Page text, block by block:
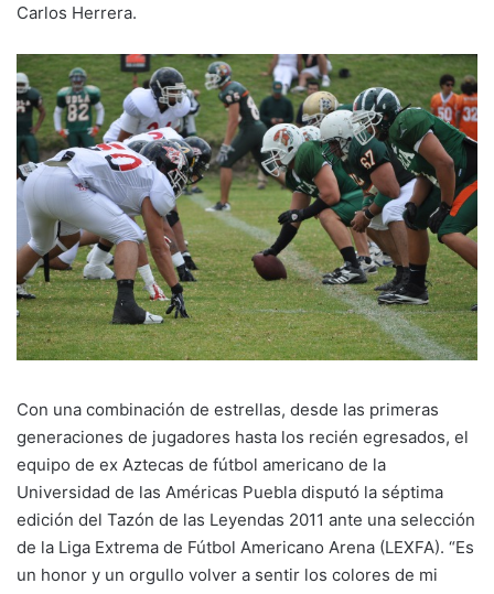
Carlos Herrera.
Con una combinación de estrellas, desde las primeras
generaciones de jugadores hasta los recién egresados, el
equipo de ex Aztecas de fútbol americano de la
Universidad de las Américas Puebla disputó la séptima
edición del Tazón de las Leyendas 2011 ante una selección
de la Liga Extrema de Fútbol Americano Arena (LEXFA). “Es
un honor y un orgullo volver a sentir los colores de mi